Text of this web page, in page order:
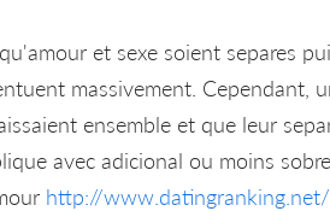
et sexe soient separes
massivement. Cependant,
ensemble et que leur
avec adicional ou moins
http://